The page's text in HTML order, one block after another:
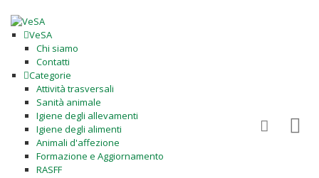
VeSA
Chi siamo
Contatti
Categorie
Attività trasversali
Sanità animale
Igiene degli allevamenti
Igiene degli alimenti
Animali d'affezione
Formazione e Aggiornamento
RASFF